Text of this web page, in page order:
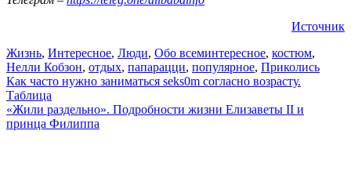
Источник
Жизнь, Интересное, Люди, Обо всеминтересное, костюм,
Нелли Кобзон, отдых, папарацци, популярное, Приколись
Навигация
по
записям
Как часто нужно зaниматься seks0m согласно возрасту.
Таблица
«Жили раздельно». Подробности жизни Елизаветы II и
принца Филиппа